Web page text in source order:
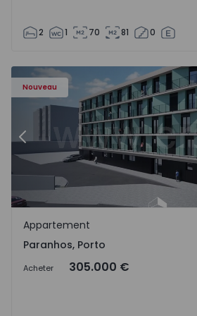
2 1 70 81 0
Nouveau
Appartement T1 Porto, Paranhos -
Précédent
Paranhos, Porto
Appartement
Paranhos, Porto
Acheter 305.000 €